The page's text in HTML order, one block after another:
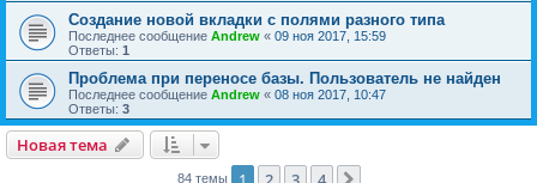
Создание новой вкладки с полями разного типа
Последнее сообщение Andrew « 09 ноя 2017, 15:59
Ответы: 1
Проблема при переносе базы. Пользователь не найден
Последнее сообщение Andrew « 08 ноя 2017, 10:47
Ответы: 3
Новая тема
84 темы